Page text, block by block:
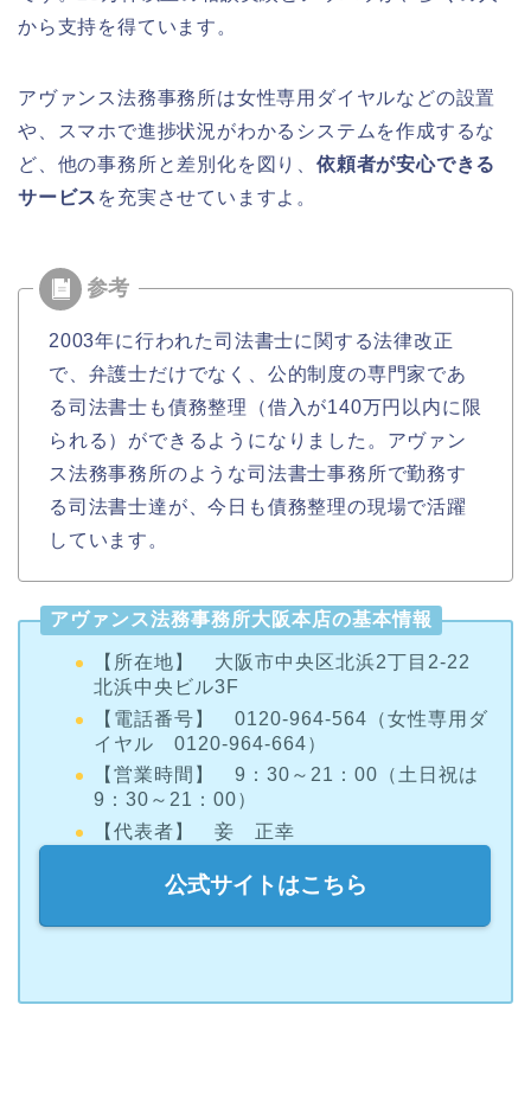
から支持を得ています。
アヴァンス法務事務所は女性専用ダイヤルなどの設置
や、スマホで進捗状況がわかるシステムを作成するな
ど、他の事務所と差別化を図り、 依頼者が安心できる
サービス を充実させていますよ。
2003年に行われた司法書士に関する法律改正
で、弁護士だけでなく、公的制度の専門家であ
る司法書士も債務整理（借入が140万円以内に限
られる）ができるようになりました。アヴァン
ス法務事務所のような司法書士事務所で勤務す
る司法書士達が、今日も債務整理の現場で活躍
しています。
アヴァンス法務事務所大阪本店の基本情報
【所在地】 大阪市中央区北浜2丁目2-22
北浜中央ビル3F
【電話番号】 0120-964-564（女性専用ダ
イヤル 0120-964-664）
【営業時間】 9：30～21：00（土日祝は
9：30～21：00）
【代表者】 妾 正幸
公式サイトはこちら